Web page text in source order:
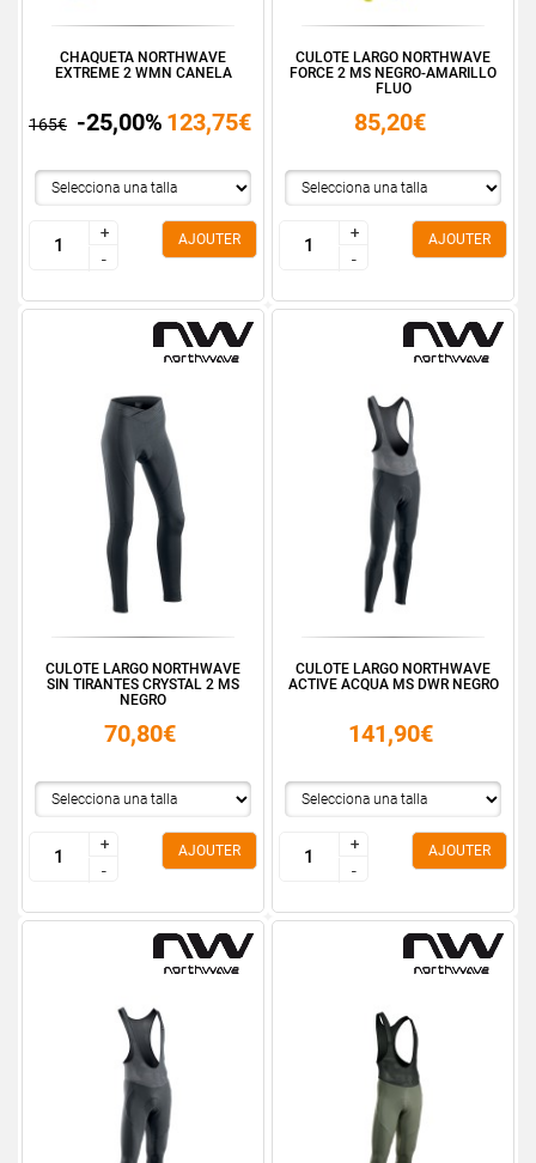
CHAQUETA NORTHWAVE
EXTREME 2 WMN CANELA
165€ -25,00% 123,75€
+
-
+
-
AJOUTER
CULOTE LARGO NORTHWAVE
FORCE 2 MS NEGRO-AMARILLO
FLUO
85,20€
+
-
+
-
AJOUTER
CULOTE LARGO NORTHWAVE
SIN TIRANTES CRYSTAL 2 MS
NEGRO
70,80€
+
-
+
-
AJOUTER
CULOTE LARGO NORTHWAVE
ACTIVE ACQUA MS DWR NEGRO
141,90€
+
-
+
-
AJOUTER